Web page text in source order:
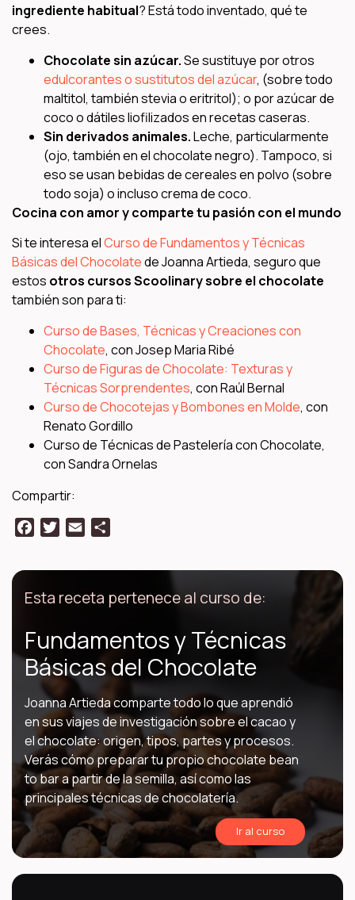
ingrediente habitual? Está todo inventado, qué te
crees.
Chocolate sin azúcar.Se sustituye por otros
edulcorantes o sustitutos del azúcar, (sobre todo
maltitol, también stevia o eritritol); o por azúcar de
coco o dátiles liofilizados en recetas caseras.
Sin derivados animales.Leche, particularmente
(ojo, también en el chocolate negro). Tampoco, si
eso se usan bebidas de cereales en polvo (sobre
todo soja) o incluso crema de coco.
Cocina con amor y comparte tu pasión con el mundo
Si te interesa elCurso de Fundamentos y Técnicas
Básicas del Chocolatede Joanna Artieda, seguro que
estos otros cursos Scoolinary sobre el chocolate
también son para ti:
Curso de Bases, Técnicas y Creaciones con
Chocolate, con Josep Maria Ribé
Curso de Figuras de Chocolate: Texturas y
Técnicas Sorprendentes, con Raúl Bernal
Curso de Chocotejas y Bombones en Molde, con
Renato Gordillo
Curso de Técnicas de Pastelería con Chocolate,
con Sandra Ornelas
Compartir:
FacebookTwitter
Email
Esta receta pertenece al curso de:
Fundamentos y Técnicas
Básicas del Chocolate
Joanna Artieda comparte todo lo que aprendió
en sus viajes de investigación sobre el cacao y
el chocolate: origen, tipos, partes y procesos.
Verás cómo preparar tu propio chocolate bean
to bar a partir de la semilla, así como las
principales técnicas de chocolatería.
Ir al curso